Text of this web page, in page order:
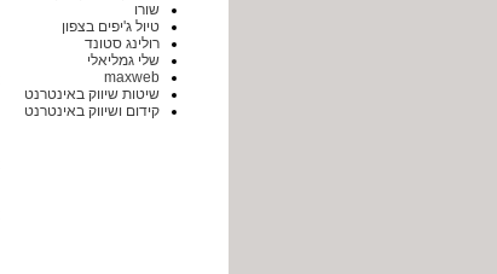
שורו
טיול ג'יפים בצפון
רולינג סטונד
שלי גמליאלי
maxweb
שיטות שיווק באינטרנט
קידום ושיווק באינטרנט